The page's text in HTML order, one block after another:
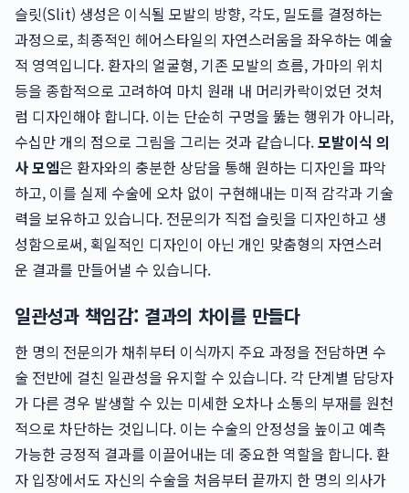
슬릿(Slit) 생성은 이식될 모발의 방향, 각도, 밀도를 결정하는
과정으로, 최종적인 헤어스타일의 자연스러움을 좌우하는 예술
적 영역입니다. 환자의 얼굴형, 기존 모발의 흐름, 가마의 위치
등을 종합적으로 고려하여 마치 원래 내 머리카락이었던 것처
럼 디자인해야 합니다. 이는 단순히 구멍을 뚫는 행위가 아니라,
수십만 개의 점으로 그림을 그리는 것과 같습니다.모발이식 의
사 모엠은 환자와의 충분한 상담을 통해 원하는 디자인을 파악
하고, 이를 실제 수술에 오차 없이 구현해내는 미적 감각과 기술
력을 보유하고 있습니다. 전문의가 직접 슬릿을 디자인하고 생
성함으로써, 획일적인 디자인이 아닌 개인 맞춤형의 자연스러
운 결과를 만들어낼 수 있습니다.
일관성과 책임감: 결과의 차이를 만들다
한 명의 전문의가 채취부터 이식까지 주요 과정을 전담하면 수
술 전반에 걸친 일관성을 유지할 수 있습니다. 각 단계별 담당자
가 다른 경우 발생할 수 있는 미세한 오차나 소통의 부재를 원천
적으로 차단하는 것입니다. 이는 수술의 안정성을 높이고 예측
가능한 긍정적 결과를 이끌어내는 데 중요한 역할을 합니다. 환
자 입장에서도 자신의 수술을 처음부터 끝까지 한 명의 의사가